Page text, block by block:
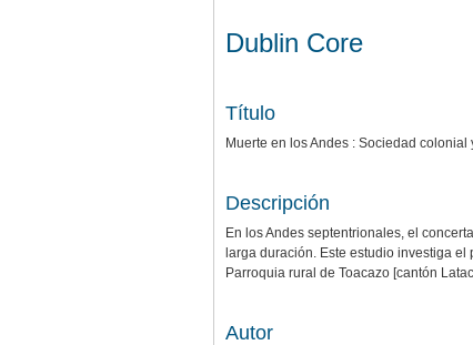
Dublin Core
Título
Muerte en los Andes : Sociedad
Descripción
En los Andes septentrionales, el
larga duración. Este estudio investiga
Parroquia rural de Toacazo [cantón
Autor